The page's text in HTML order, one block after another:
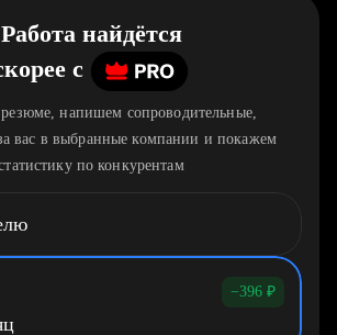
Работа найдётся
c
напишем сопроводительные,
вас в выбранные компании и покажем
по конкурентам
−396 ₽